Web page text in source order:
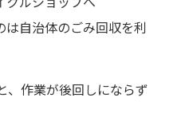
自治体のごみ回収を利
、作業が後回しにならず